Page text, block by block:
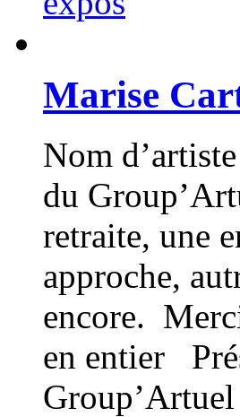
Marise
Nom
du
retraite, une
approche,
encore.
en entier